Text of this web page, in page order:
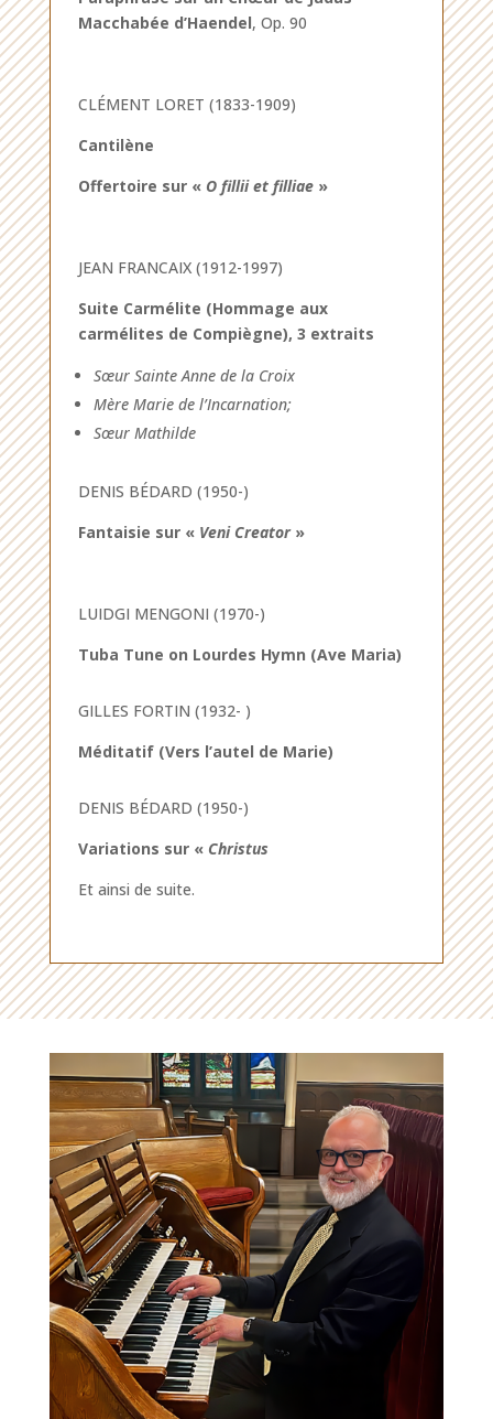
Macchabée d’Haendel, Op. 90
CLÉMENT LORET (1833-1909)
Cantilène
Offertoire sur « O fillii et filliae»
JEAN FRANCAIX (1912-1997)
Suite Carmélite (Hommage aux
carmélites de Compiègne), 3 extraits
Sœur Sainte Anne de la Croix
Mère Marie de l’Incarnation;
Sœur Mathilde
DENIS BÉDARD (1950-)
Fantaisie sur « Veni Creator»
LUIDGI MENGONI (1970-)
Tuba Tune on Lourdes Hymn (Ave Maria)
GILLES FORTIN (1932- )
Méditatif (Vers l’autel de Marie)
DENIS BÉDARD (1950-)
Variations sur « Christus
Et ainsi de suite.